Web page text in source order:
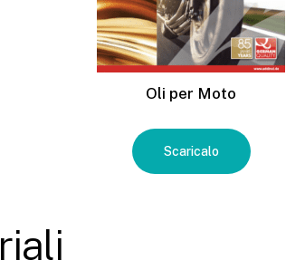
Oli per Moto
Scaricalo